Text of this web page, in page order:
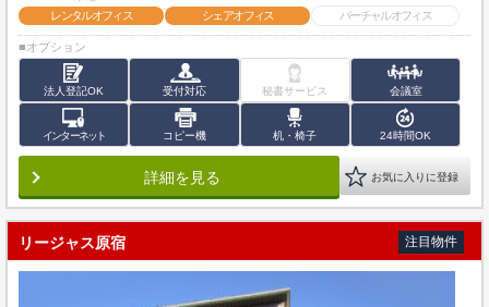
レンタルオフィス
シェアオフィス バーチャルオフィス
■オプション
法人登記OK 受付対応 秘書サービス 会議室
インターネット コピー機 机・椅子 24時間OK
詳細を見る お気に入りに登録
リージャス原宿 注目物件